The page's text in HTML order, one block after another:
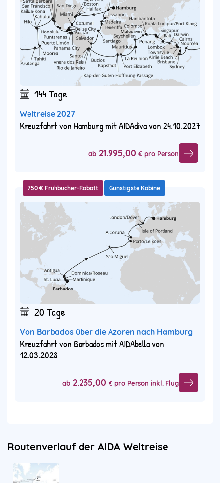
144 Tage
Weltreise 2027
Kreuzfahrt von Hamburg mit AIDAdiva von 24.10.2027
ab 21.995,00 € pro Person
750 € Frühbucher-Rabatt Günstigste Kabine
20 Tage
Von Barbados über die Azoren nach Hamburg
Kreuzfahrt von Barbados mit AIDAbella von
12.03.2028
ab 2.235,00 € pro Person inkl. Flug
Routenverlauf der AIDA Weltreise